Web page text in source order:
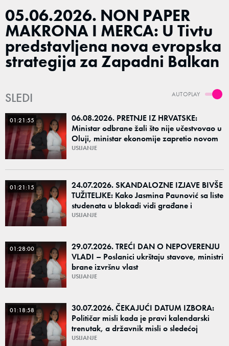
05.06.2026. NON PAPER
MAKRONA I MERCA: U Tivtu
predstavljena nova evropska
strategija za Zapadni Balkan
AUTOPLAY
SLEDI
01:21:55
06.08.2026. PRETNJE IZ HRVATSKE:
Ministar odbrane žali što nije učestvovao u
Oluji, ministar ekonomije zapretio novom
Olujom – Da li su u Zagrebu i dalje ratni
USIJANJE
01:21:15
24.07.2026. SKANDALOZNE IZJAVE BIVŠE
TUŽITELJKE: Kako Jasmina Paunović sa liste
studenata u blokadi vidi građane i
budućnost Srbije ako pobede na izborima?
USIJANJE
01:28:00
29.07.2026. TREĆI DAN O NEPOVERENJU
VLADI – Poslanici ukrštaju stavove, ministri
brane izvršnu vlast
USIJANJE
01:18:58
30.07.2026. ČEKAJUĆI DATUM IZBORA:
Političar misli kada je pravi kalendarski
trenutak, a državnik misli o sledećoj
generaciji
USIJANJE